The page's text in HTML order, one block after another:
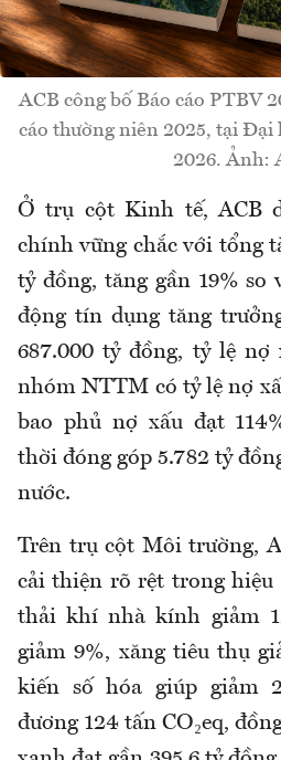
ACB công bố Báo cáo PTBV
cáo thường niên 2025, tại Đại
2026. Ảnh:
Ở trụ cột Kinh tế, ACB
chính vững chắc với tổng
tỷ đồng, tăng gần 19%
động tín dụng tăng
687.000 tỷ đồng, tỷ lệ nợ
nhóm NTTM có tỷ lệ nợ
bao phủ nợ xấu đạt
thời đóng góp 5.782 tỷ
nước.
Trên trụ cột Môi trường,
cải thiện rõ rệt trong hiệu
thải khí nhà kính giảm
giảm 9%, xăng tiêu thụ
kiến số hóa giúp giảm
đương 124 tấn CO₂eq,